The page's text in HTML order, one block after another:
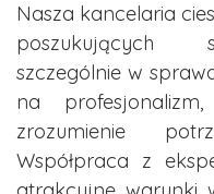
Nasza kancelaria
poszukujących
szczególnie w
na
zrozumienie
Współpraca z